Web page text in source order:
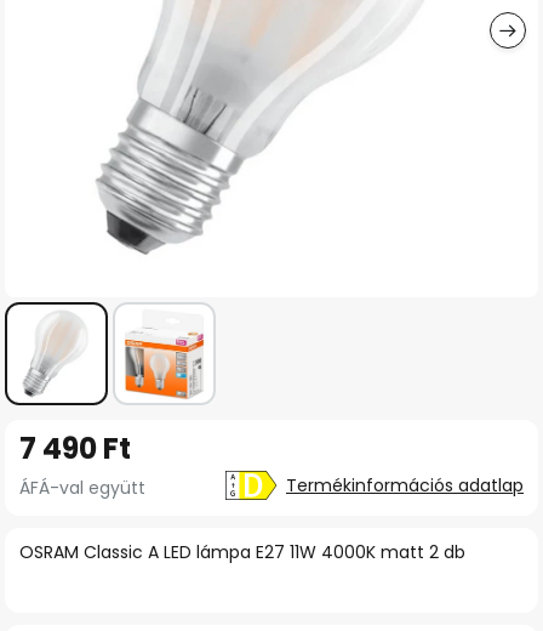
képgaléria
OSRAM Classic A LED lámpa E27 11W 4000K matt 2 db
7 490 Ft
ÁFÁ-val együtt Termékinformációs adatlap